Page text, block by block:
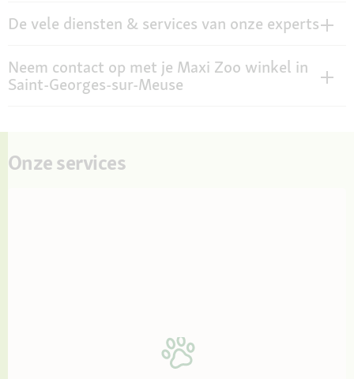
De vele diensten & services van onze experts
Neem contact op met je Maxi Zoo winkel in
Saint-Georges-sur-Meuse
Onze services